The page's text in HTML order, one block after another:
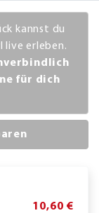
kannst du
live erleben.
für dich
10,60 €